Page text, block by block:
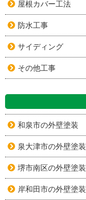
屋根カバー工法
防水工事
サイディング
その他工事
和泉市の外壁塗装
泉大津市の外壁塗装
堺市南区の外壁塗装
岸和田市の外壁塗装